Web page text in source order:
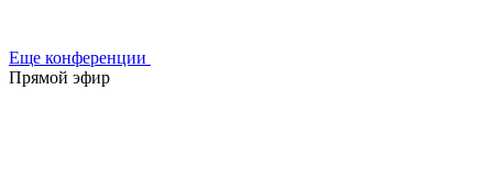
Еще конференции
Прямой эфир